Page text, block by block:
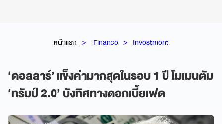
หน้าแรก Finance Investment
‘ดอลลาร์’ แข็งค่ามากสุดในรอบ 1 ปี โมเมนตัม
‘ทรัมป์ 2.0’ บังทิศทางดอกเบี้ยเฟด